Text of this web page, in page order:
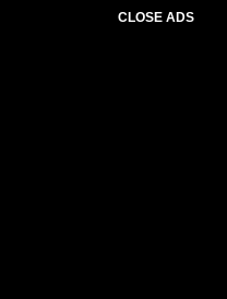
CLOSE ADS